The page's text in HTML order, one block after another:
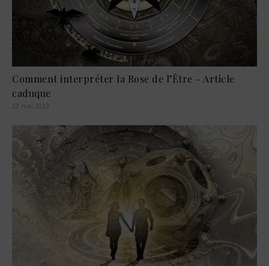
Comment interpréter la Rose de l’Être – Article
caduque
22 mai 2023